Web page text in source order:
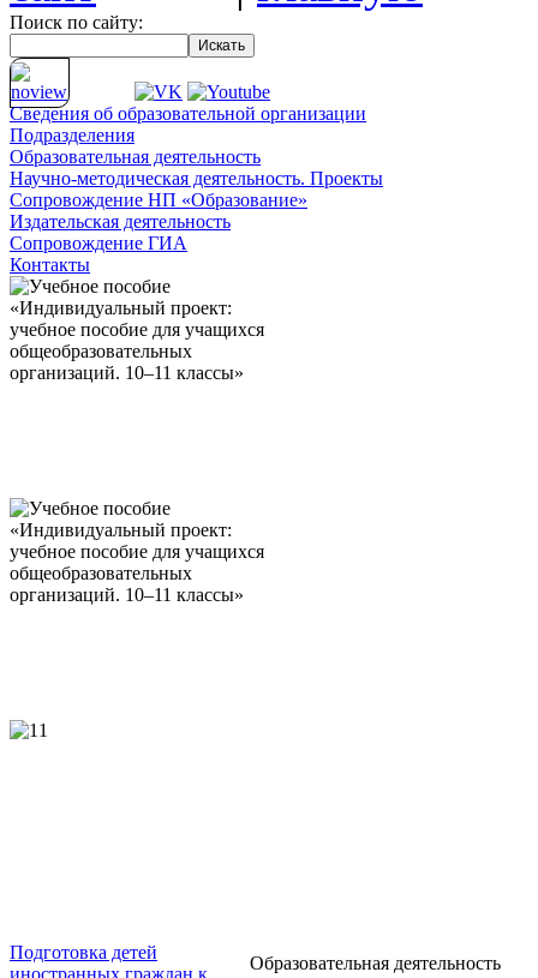
Поиск по сайту:
Сведения об образовательной организации
Подразделения
Образовательная деятельность
Научно-методическая деятельность. Проекты
Сопровождение НП «Образование»
Издательская деятельность
Сопровождение ГИА
Контакты
Подготовка детей
иностранных граждан к
Образовательная деятельность